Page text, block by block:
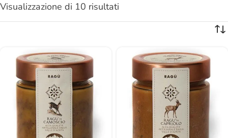
Visualizzazione di 10 risultati